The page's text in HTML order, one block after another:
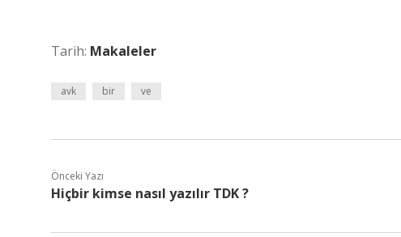
Tarih: Makaleler
avk bir ve
Önceki Yazı
Hiçbir kimse nasıl yazılır TDK ?